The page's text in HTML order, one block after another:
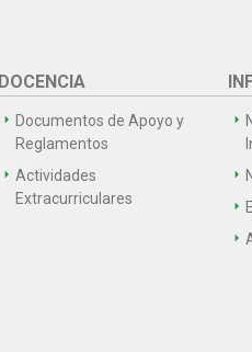
DOCENCIA
Documentos de Apoyo y
Reglamentos
Actividades
Extracurriculares